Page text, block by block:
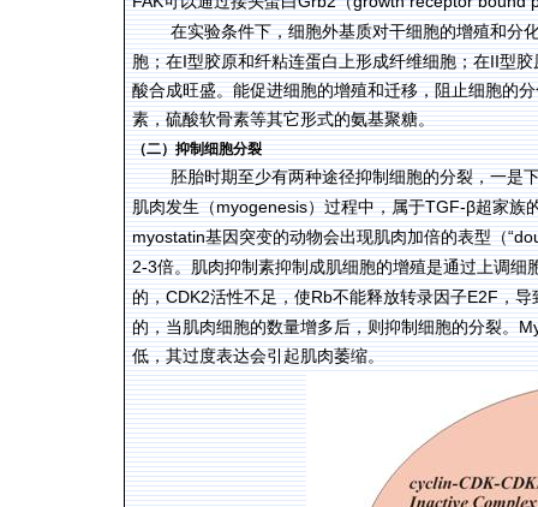
在实验条件下，细胞外基质对干细胞的增殖和分
胞；在I型胶原和纤粘连蛋白上形成纤维细胞；在II型胶
酸合成旺盛。能促进细胞的增殖和迁移，阻止细胞的
素，硫酸软骨素等其它形式的氨基聚糖。
（二）抑制细胞分裂
胚胎时期至少有两种途径抑制细胞的分裂，一是
肌肉发生（myogenesis）过程中，属于TGF-β超家族
myostatin基因突变的动物会出现肌肉加倍的表型（
2-3倍。肌肉抑制素抑制成肌细胞的增殖是通过上调细
的，CDK2活性不足，使Rb不能释放转录因子E2F，导
的，当肌肉细胞的数量增多后，则抑制细胞的分裂。
低，其过度表达会引起肌肉萎缩。